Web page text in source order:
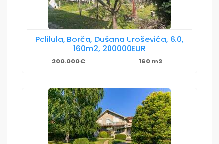
Palilula, Borča, Dušana Uroševića, 6.0,
160m2, 200000EUR
200.000€ 160 m2